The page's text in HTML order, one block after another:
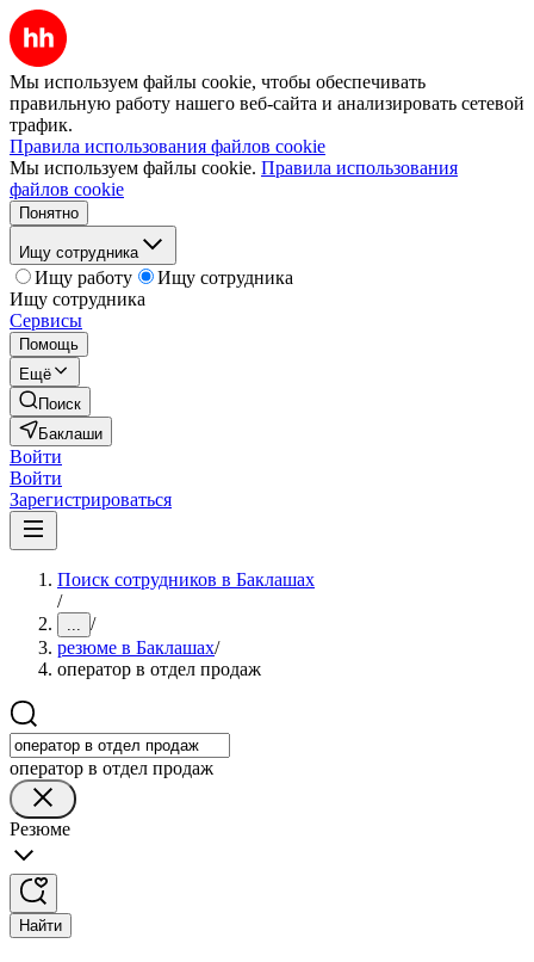
Мы используем файлы cookie, чтобы обеспечивать
правильную работу нашего веб-сайта и анализировать сетевой
трафик.
Правила использования файлов cookie
Мы используем файлы cookie. Правила использования
файлов cookie
Понятно
Ищу сотрудника
Ищу работу
Ищу сотрудника
Ищу сотрудника
Сервисы
Помощь
Ещё
Поиск
Баклаши
Войти
Войти
Зарегистрироваться
Поиск сотрудников в Баклашах
/
... /
резюме в Баклашах/
оператор в отдел продаж
оператор в отдел продаж
Резюме
Найти